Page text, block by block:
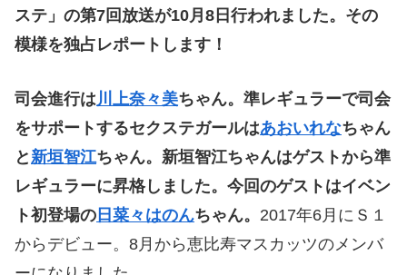
ステ」の第7回放送が10月8日行われました。その
模様を独占レポートします！
司会進行は川上奈々美ちゃん。準レギュラーで司会
をサポートするセクステガールはあおいれなちゃん
と新垣智江ちゃん。新垣智江ちゃんはゲストから準
レギュラーに昇格しました。今回のゲストはイベン
ト初登場の 日菜々はのんちゃん。 2017年6月にＳ１
からデビュー。8月から恵比寿マスカッツのメンバ